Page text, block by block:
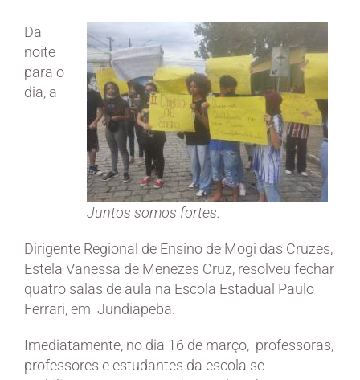
Juntos somos fortes.
Da
noite
para o
dia, a
Dirigente Regional de Ensino de Mogi das Cruzes,
Estela Vanessa de Menezes Cruz, resolveu fechar
quatro salas de aula na Escola Estadual Paulo
Ferrari, em Jundiapeba.
Imediatamente, no dia 16 de março, professoras,
professores e estudantes da escola se